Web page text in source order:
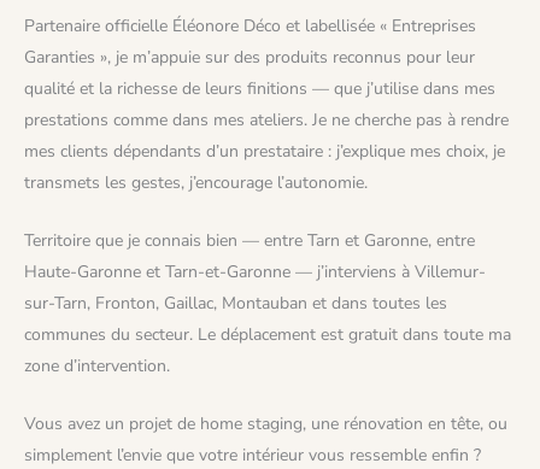
Partenaire officielle Éléonore Déco et labellisée « Entreprises
Garanties », je m’appuie sur des produits reconnus pour leur
qualité et la richesse de leurs finitions — que j’utilise dans mes
prestations comme dans mes ateliers. Je ne cherche pas à rendre
mes clients dépendants d’un prestataire : j’explique mes choix, je
transmets les gestes, j’encourage l’autonomie.
Territoire que je connais bien — entre Tarn et Garonne, entre
Haute-Garonne et Tarn-et-Garonne — j’interviens à Villemur-
sur-Tarn, Fronton, Gaillac, Montauban et dans toutes les
communes du secteur. Le déplacement est gratuit dans toute ma
zone d’intervention.
Vous avez un projet de home staging, une rénovation en tête, ou
simplement l’envie que votre intérieur vous ressemble enfin ?